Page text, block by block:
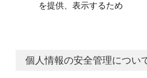
を提供、表示するため
個人情報の安全管理につい